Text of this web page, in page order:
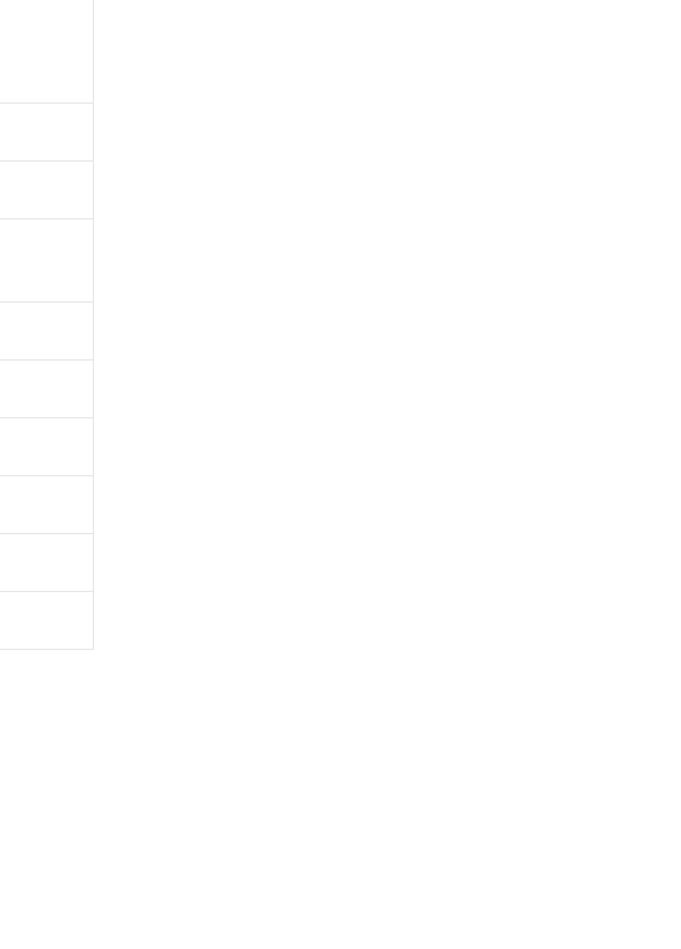
を証明するものではありません。
での期間は出荷製品に未対応品が
がない限り、2022年1月12日よ